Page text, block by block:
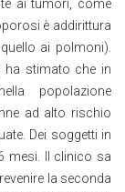
ai tumori, come
è addirittura
ai polmoni).
ha stimato che in
popolazione
ad alto rischio
Dei soggetti in
mesi. Il clinico sa
la seconda